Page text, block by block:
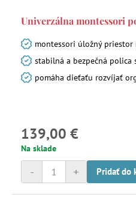
Univerzálna montessori
montessori úložný
stabilná a bezpečná polica
pomáha dieťaťu rozvíjať
139,00 €
Na sklade
+
- Pridať do